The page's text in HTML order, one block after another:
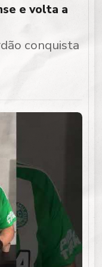
e volta a
conquista